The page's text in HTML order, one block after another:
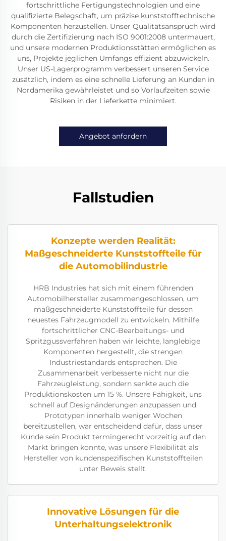
fortschrittliche Fertigungstechnologien und eine
qualifizierte Belegschaft, um präzise kunststofftechnische
Komponenten herzustellen. Unser Qualitätsanspruch wird
durch die Zertifizierung nach ISO 9001:2008 untermauert,
und unsere modernen Produktionsstätten ermöglichen es
uns, Projekte jeglichen Umfangs effizient abzuwickeln.
Unser US-Lagerprogramm verbessert unseren Service
zusätzlich, indem es eine schnelle Lieferung an Kunden in
Nordamerika gewährleistet und so Vorlaufzeiten sowie
Risiken in der Lieferkette minimiert.
Angebot anfordern
Fallstudien
Konzepte werden Realität:
Maßgeschneiderte Kunststoffteile für
die Automobilindustrie
HRB Industries hat sich mit einem führenden
Automobilhersteller zusammengeschlossen, um
maßgeschneiderte Kunststoffteile für dessen
neuestes Fahrzeugmodell zu entwickeln. Mithilfe
fortschrittlicher CNC-Bearbeitungs- und
Spritzgussverfahren haben wir leichte, langlebige
Komponenten hergestellt, die strengen
Industriestandards entsprechen. Die
Zusammenarbeit verbesserte nicht nur die
Fahrzeugleistung, sondern senkte auch die
Produktionskosten um 15 %. Unsere Fähigkeit, uns
schnell auf Designänderungen anzupassen und
Prototypen innerhalb weniger Wochen
bereitzustellen, war entscheidend dafür, dass unser
Kunde sein Produkt termingerecht vorzeitig auf den
Markt bringen konnte, was unsere Flexibilität als
Hersteller von kundenspezifischen Kunststoffteilen
unter Beweis stellt.
Innovative Lösungen für die
Unterhaltungselektronik